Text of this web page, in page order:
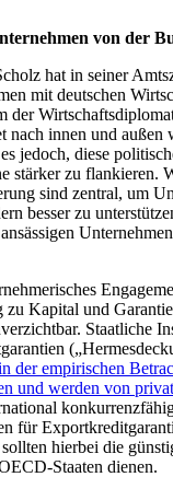
von der
hat in seiner
mit deutschen
der
nach innen und außen
jedoch, diese
stärker zu flankieren.
sind zentral, um
besser zu
zu Kapital und
Staatliche
der empirischen
und werden von
für
hierbei die
Staaten dienen.